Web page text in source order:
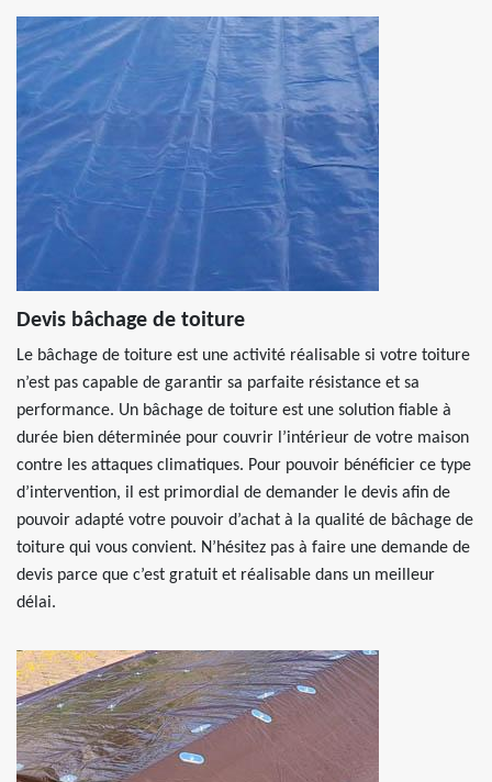
Devis bâchage de toiture
Le bâchage de toiture est une activité réalisable si votre toiture
n’est pas capable de garantir sa parfaite résistance et sa
performance. Un bâchage de toiture est une solution fiable à
durée bien déterminée pour couvrir l’intérieur de votre maison
contre les attaques climatiques. Pour pouvoir bénéficier ce type
d’intervention, il est primordial de demander le devis afin de
pouvoir adapté votre pouvoir d’achat à la qualité de bâchage de
toiture qui vous convient. N’hésitez pas à faire une demande de
devis parce que c’est gratuit et réalisable dans un meilleur
délai.